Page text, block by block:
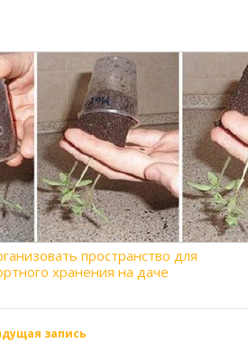
пространство для
хранения на даче
запись